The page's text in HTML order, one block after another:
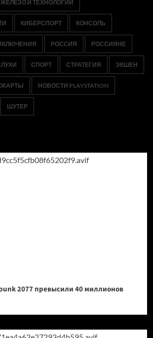
ЖЕЛЕЗО И ТЕХНОЛОГИИ
КИБЕРСПОРТ КОНСОЛЬ
РОССИЯ РОССИЯНЕ
СПОРТ СТРАТЕГИЯ ЭКШЕН
НОВОСТИ PLAYSTATION
ШУТЕР
2077 превысили 40 миллионов